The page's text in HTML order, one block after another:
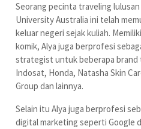
Seorang pecinta traveling
University Australia ini telah
keluar negeri sejak kuliah.
komik, Alya juga berprofesi
strategist untuk beberapa brand
Indosat, Honda, Natasha Skin
Group dan lainnya.
Selain itu Alya juga berprofesi
digital marketing seperti Google